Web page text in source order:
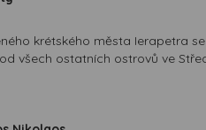
krétského města Ierapetra
všech ostatních ostrovů ve